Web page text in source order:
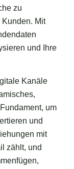
zu
Mit
und Ihre
Kanäle
um
und
mit
zählt, und